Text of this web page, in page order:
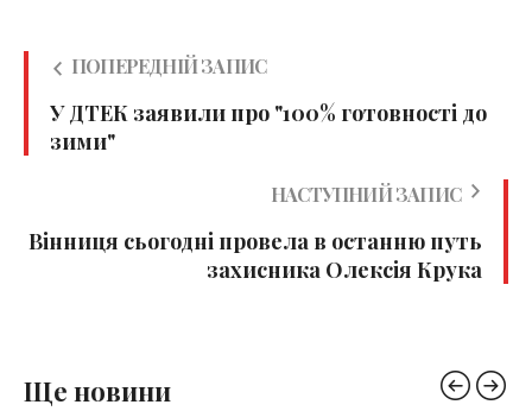
ПОПЕРЕДНІЙ ЗАПИС
У ДТЕК заявили про "100% готовності до
зими"
НАСТУПНИЙ ЗАПИС
Вінниця сьогодні провела в останню путь
захисника Олексія Крука
Ще новини